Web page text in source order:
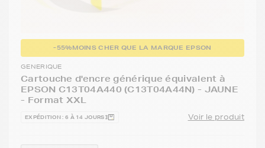
-55%MOINS CHER QUE LA MARQUE EPSON
GENERIQUE
Cartouche d'encre générique équivalent à
EPSON C13T04A440 (C13T04A44N) - JAUNE
- Format XXL
EXPÉDITION : 6 À 14 JOURS Voir le produit